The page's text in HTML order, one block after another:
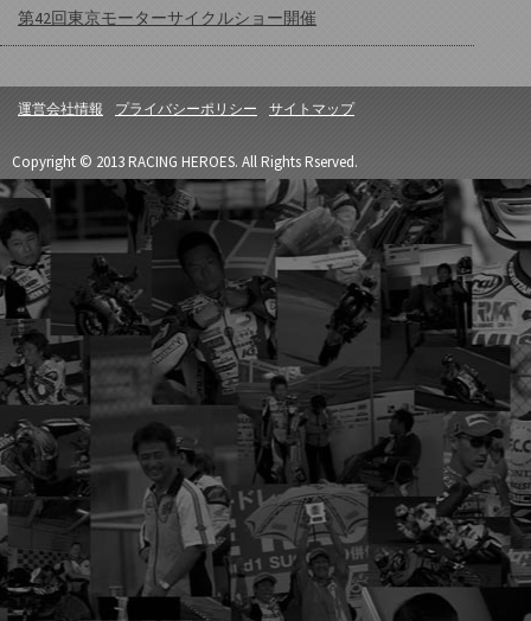
第42回東京モーターサイクルショー開催
運営会社情報 プライバシーポリシー サイトマップ
Copyright © 2013 RACING HEROES. All Rights Rserved.